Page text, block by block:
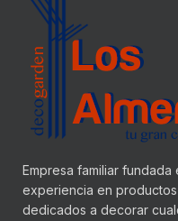
Empresa familiar fundada
experiencia en
dedicados a decorar